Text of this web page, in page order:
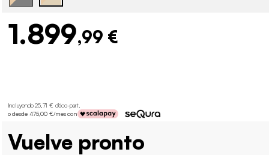
1.899,99 €
Incluyendo 25,71 € d'éco-part.
o desde 475,00 €/mes con
Vuelve pronto